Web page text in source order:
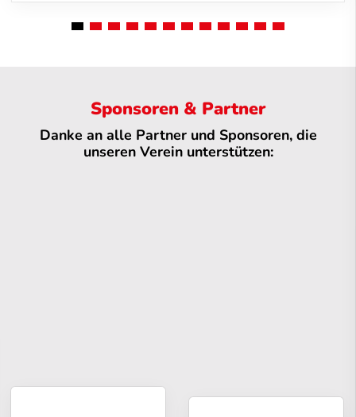
Sponsoren & Partner
Danke an alle Partner und Sponsoren, die
unseren Verein unterstützen: